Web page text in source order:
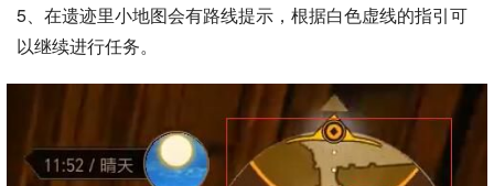
5、在遗迹里小地图会有路线提示，根据白色虚线的指引可
以继续进行任务。